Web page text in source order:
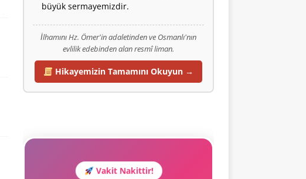
büyük sermayemizdir.
İlhamını Hz. Ömer'in adaletinden ve Osmanlı'nın
evlilik edebinden alan resmî liman.
Hikayemizin Tamamını Okuyun →
Vakit Nakittir!